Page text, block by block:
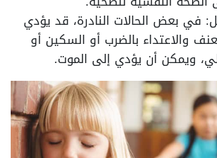
في بعض الحالات النادرة، قد يؤدي
والاعتداء بالضرب أو السكين أو
ويمكن أن يؤدي إلى الموت.